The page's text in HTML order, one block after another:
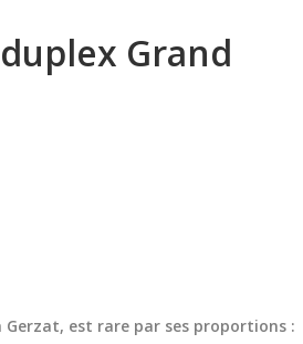
Grand
Gerzat, est rare par ses proportions :